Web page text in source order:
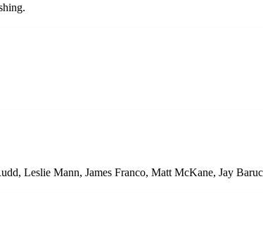
Leslie Mann, James Franco, Matt McKane, Jay